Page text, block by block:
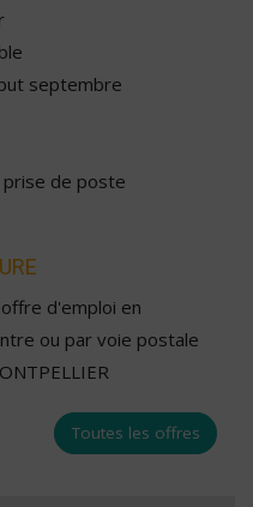
septembre
prise de poste
d'emploi en
ou par voie postale
Toutes les offres